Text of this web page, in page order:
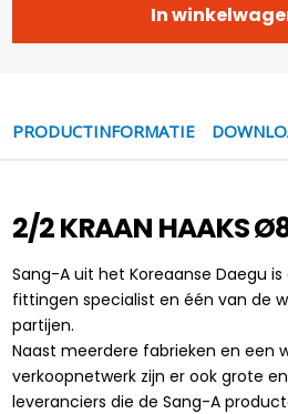
In
PRODUCTINFORMATIE
2/2 KRAAN HAAKS
Sang-A uit het Koreaanse Daegu
fittingen specialist en één van de
partijen.
Naast meerdere fabrieken en een
verkoopnetwerk zijn er ook grote
leveranciers die de Sang-A